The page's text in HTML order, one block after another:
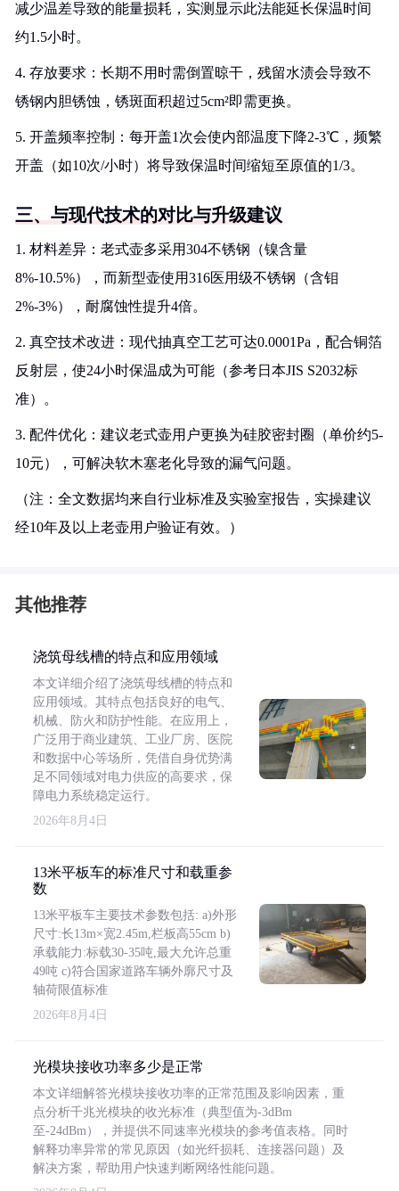
减少温差导致的能量损耗，实测显示此法能延长保温时间
约1.5小时。
4. 存放要求：长期不用时需倒置晾干，残留水渍会导致不
锈钢内胆锈蚀，锈斑面积超过5cm²即需更换。
5. 开盖频率控制：每开盖1次会使内部温度下降2-3℃，频繁
开盖（如10次/小时）将导致保温时间缩短至原值的1/3。
三、与现代技术的对比与升级建议
1. 材料差异：老式壶多采用304不锈钢（镍含量
8%-10.5%），而新型壶使用316医用级不锈钢（含钼
2%-3%），耐腐蚀性提升4倍。
2. 真空技术改进：现代抽真空工艺可达0.0001Pa，配合铜箔
反射层，使24小时保温成为可能（参考日本JIS S2032标
准）。
3. 配件优化：建议老式壶用户更换为硅胶密封圈（单价约5-
10元），可解决软木塞老化导致的漏气问题。
（注：全文数据均来自行业标准及实验室报告，实操建议
经10年及以上老壶用户验证有效。）
其他推荐
浇筑母线槽的特点和应用领域
本文详细介绍了浇筑母线槽的特点和
应用领域。其特点包括良好的电气、
机械、防火和防护性能。在应用上，
广泛用于商业建筑、工业厂房、医院
和数据中心等场所，凭借自身优势满
足不同领域对电力供应的高要求，保
障电力系统稳定运行。
2026年8月4日
13米平板车的标准尺寸和载重参
数
13米平板车主要技术参数包括: a)外形
尺寸:长13m×宽2.45m,栏板高55cm b)
承载能力:标载30-35吨,最大允许总重
49吨 c)符合国家道路车辆外廓尺寸及
轴荷限值标准
2026年8月4日
光模块接收功率多少是正常
本文详细解答光模块接收功率的正常范围及影响因素，重
点分析千兆光模块的收光标准（典型值为-3dBm
至-24dBm），并提供不同速率光模块的参考值表格。同时
解释功率异常的常见原因（如光纤损耗、连接器问题）及
解决方案，帮助用户快速判断网络性能问题。